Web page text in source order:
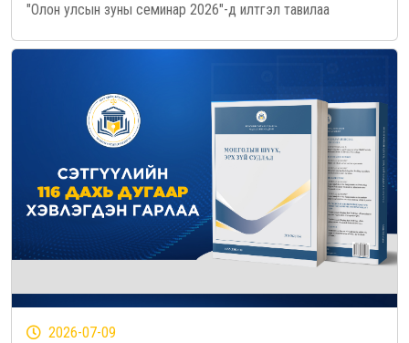
"Олон улсын зуны семинар 2026"-д илтгэл тавилаа
2026-07-09